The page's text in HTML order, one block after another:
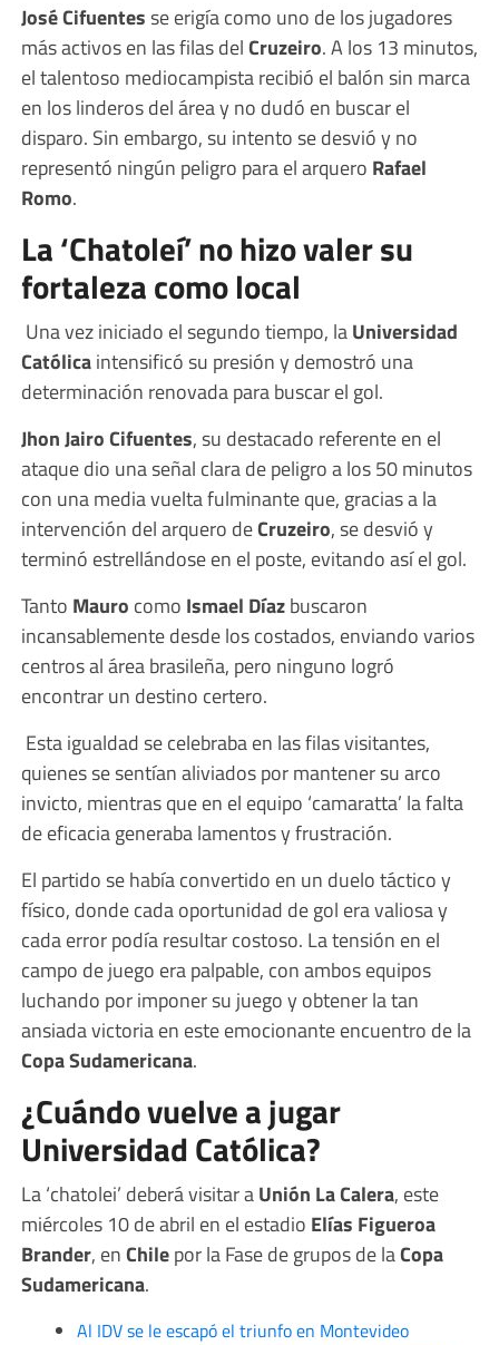
José Cifuentesse erigía como uno de los jugadores
más activos en las filas delCruzeiro. A los 13 minutos,
el talentoso mediocampista recibió el balón sin marca
en los linderos del área y no dudó en buscar el
disparo. Sin embargo, su intento se desvió y no
representó ningún peligro para el arquero Rafael
Romo.
La ‘Chatoleí’ no hizo valer su
fortaleza como local
Una vez iniciado el segundo tiempo, laUniversidad
Católicaintensificó su presión y demostró una
determinación renovada para buscar el gol.
Jhon Jairo Cifuentes, su destacado referente en el
ataque dio una señal clara de peligro a los 50 minutos
con una media vuelta fulminante que, gracias a la
intervención del arquero deCruzeiro, se desvió y
terminó estrellándose en el poste, evitando así el gol.
Tanto Mauro como Ismael Díazbuscaron
incansablemente desde los costados, enviando varios
centros al área brasileña, pero ninguno logró
encontrar un destino certero.
Esta igualdad se celebraba en las filas visitantes,
quienes se sentían aliviados por mantener su arco
invicto, mientras que en el equipo ‘camaratta’ la falta
de eficacia generaba lamentos y frustración.
El partido se había convertido en un duelo táctico y
físico, donde cada oportunidad de gol era valiosa y
cada error podía resultar costoso. La tensión en el
campo de juego era palpable, con ambos equipos
luchando por imponer su juego y obtener la tan
ansiada victoria en este emocionante encuentro de la
Copa Sudamericana.
¿Cuándo vuelve a jugar
Universidad Católica?
La ‘chatolei’ deberá visitar aUnión La Calera, este
miércoles 10 de abril en el estadio Elías Figueroa
Brander, enChilepor la Fase de grupos de laCopa
Sudamericana.
Al IDV se le escapó el triunfo en Montevideo